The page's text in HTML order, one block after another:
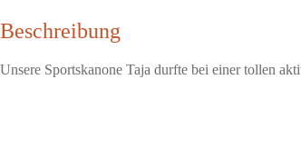
Beschreibung
Unsere Sportskanone Taja durfte bei einer tollen